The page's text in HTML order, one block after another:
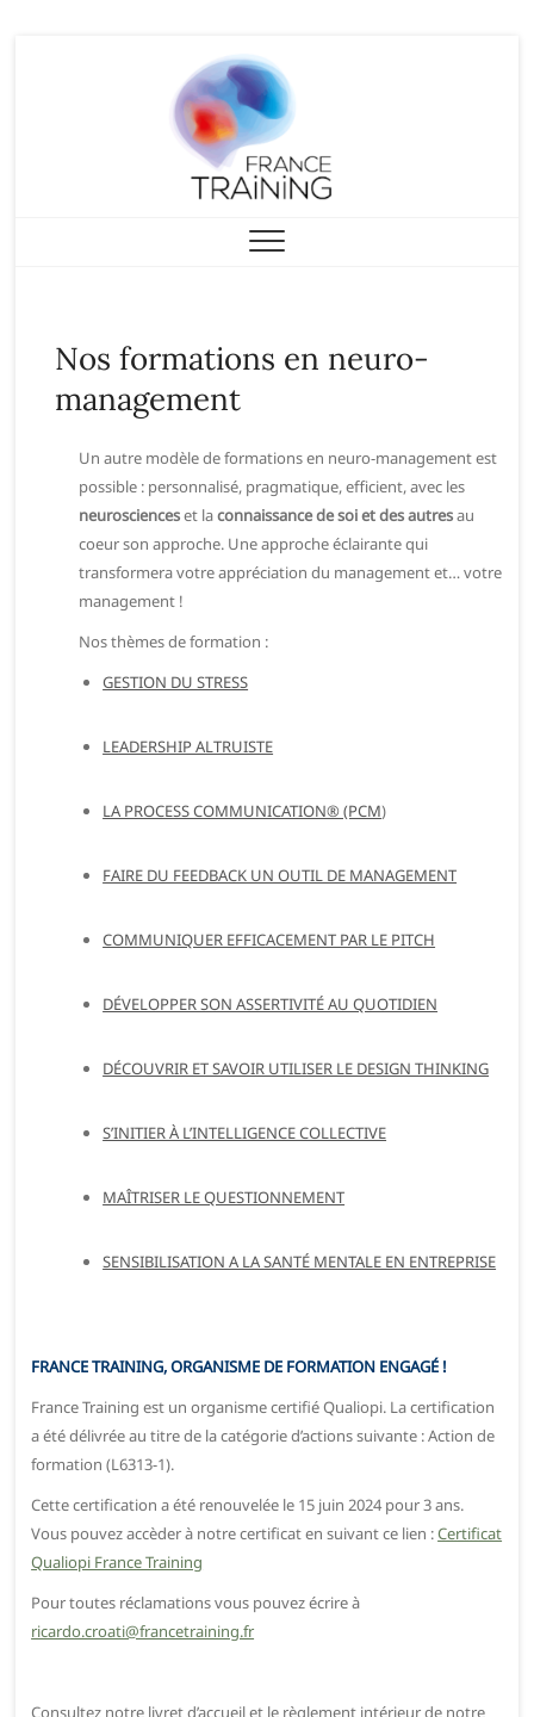
Nos formations en neuro-
management
Un autre modèle de formations en neuro-management est
possible : personnalisé, pragmatique, efficient, avec les
neuroscienceset laconnaissance de soiet des autresau
coeur son approche. Une approche éclairante qui
transformera votre appréciation du management et… votre
management !
Nos thèmes de formation :
GESTION DU STRESS
LEADERSHIP ALTRUISTE
LA PROCESS COMMUNICATION® (PCM)
FAIRE DU FEEDBACK UN OUTIL DE MANAGEMENT
COMMUNIQUER EFFICACEMENT PAR LE PITCH
DÉVELOPPER SON ASSERTIVITÉ AU QUOTIDIEN
DÉCOUVRIR ET SAVOIR UTILISER LE DESIGN THINKING
S’INITIER À L’INTELLIGENCE COLLECTIVE
MAÎTRISER LE QUESTIONNEMENT
SENSIBILISATION A LA SANTÉ MENTALE EN ENTREPRISE
FRANCE TRAINING, ORGANISME DE FORMATION ENGAGÉ !
France Training est un organisme certifié Qualiopi. La certification
a été délivrée au titre de la catégorie d’actions suivante : Action de
formation (L6313-1).
Cette certification a été renouvelée le 15 juin 2024 pour 3 ans.
Vous pouvez accèder à notre certificat en suivant ce lien :Certificat
Qualiopi France Training
Pour toutes réclamations vous pouvez écrire à
ricardo.croati@francetraining.fr
Consultez notre livret d’accueil et le règlement intérieur de notre